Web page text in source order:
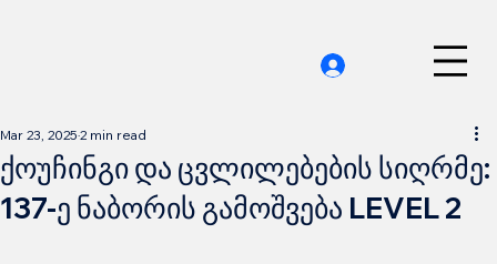
ქოუჩინგი და ცვლილებების სიღრმე:
137-ე ნაბორის გამოშვება LEVEL 2
Mar 23, 2025 2 min read